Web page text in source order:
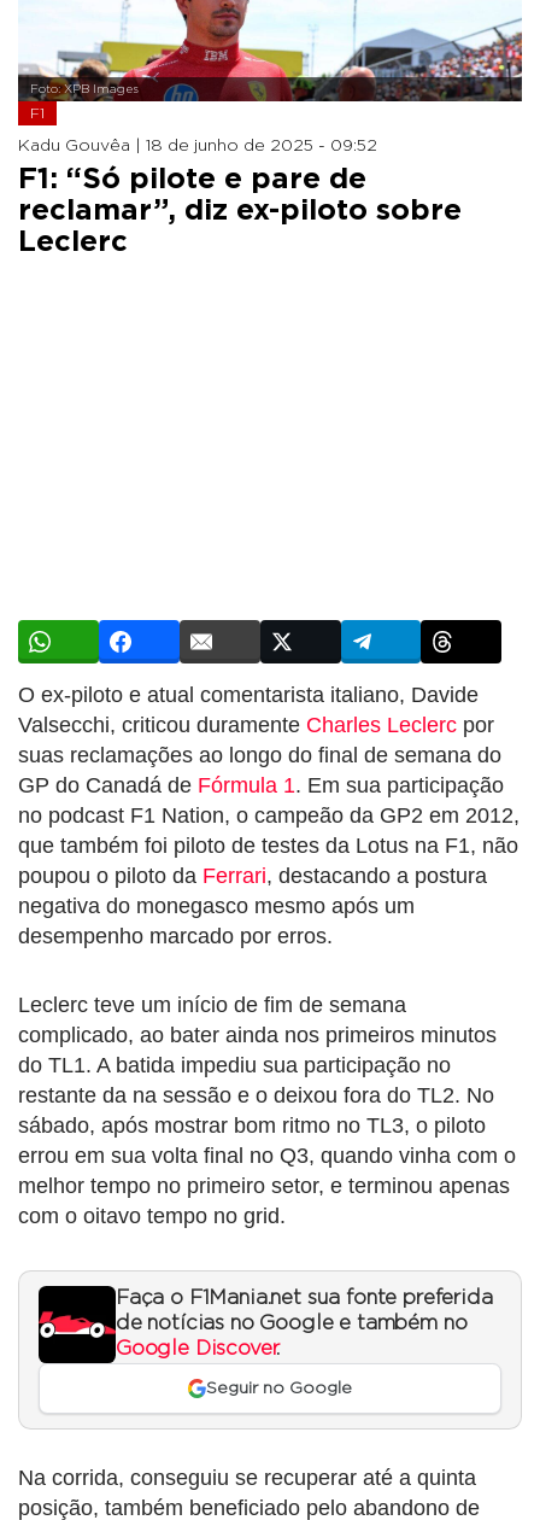
Foto: XPB Images
F1
Kadu Gouvêa | 18 de junho de 2025 - 09:52
F1: “Só pilote e pare de
reclamar”, diz ex-piloto sobre
Leclerc
O ex-piloto e atual comentarista italiano, Davide
Valsecchi, criticou duramente Charles Leclerc por
suas reclamações ao longo do final de semana do
GP do Canadá de Fórmula 1. Em sua participação
no podcast F1 Nation, o campeão da GP2 em 2012,
que também foi piloto de testes da Lotus na F1, não
poupou o piloto da Ferrari, destacando a postura
negativa do monegasco mesmo após um
desempenho marcado por erros.
Leclerc teve um início de fim de semana
complicado, ao bater ainda nos primeiros minutos
do TL1. A batida impediu sua participação no
restante da na sessão e o deixou fora do TL2. No
sábado, após mostrar bom ritmo no TL3, o piloto
errou em sua volta final no Q3, quando vinha com o
melhor tempo no primeiro setor, e terminou apenas
com o oitavo tempo no grid.
Faça o F1Mania.net sua fonte preferida
de notícias no Google e também no
Google Discover.
Seguir no Google
Na corrida, conseguiu se recuperar até a quinta
posição, também beneficiado pelo abandono de